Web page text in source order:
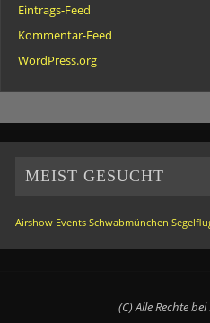
Eintrags-Feed
Kommentar-Feed
WordPress.org
MEIST GESUCHT
Airshow Events Schwabmünchen
(C) Alle Rechte